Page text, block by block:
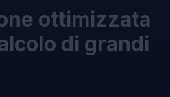
ottimizzata
di grandi